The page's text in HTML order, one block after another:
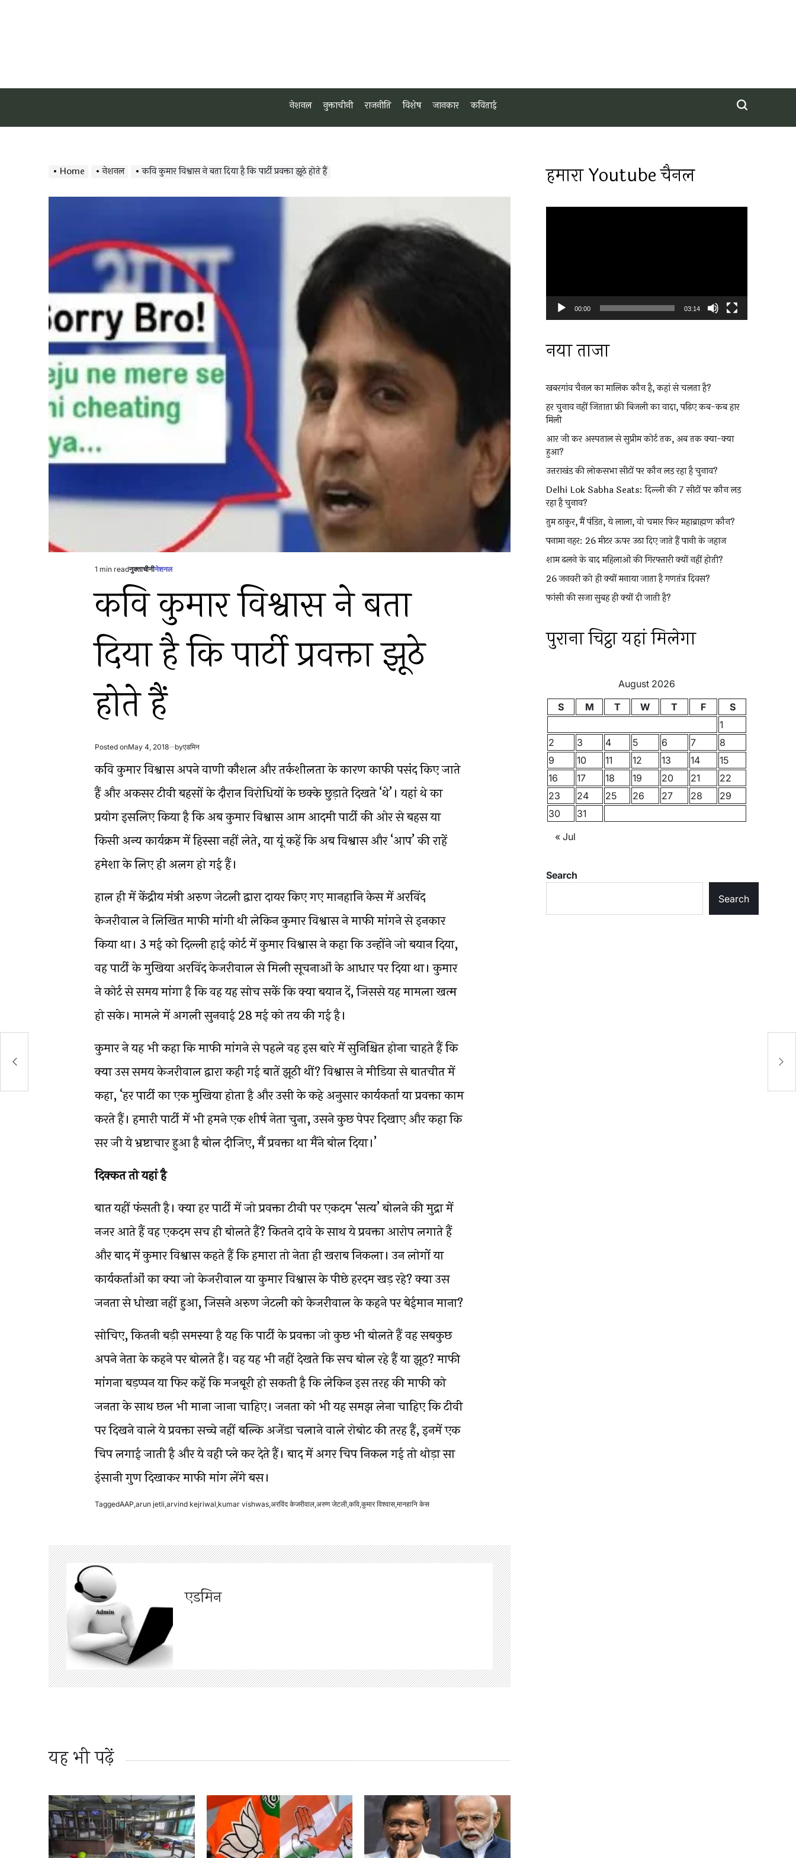
नेशनल नुक्ताचीनी राजनीति विशेष जानकार कविताई
Home नेशनल कवि कुमार विश्वास ने बता दिया है कि पार्टी प्रवक्ता झूठे होते हैं
Estimated
time
1 min readPosted
in
नुक्ताचीनीनेशनल
कवि कुमार विश्वास ने बता
दिया है कि पार्टी प्रवक्ता झूठे
होते हैं
Posted onMay 4, 2018 byएडमिन
कवि कुमार विश्वास अपने वाणी कौशल और तर्कशीलता के कारण काफी पसंद किए जाते
हैं और अकसर टीवी बहसों के दौरान विरोधियों के छक्के छुड़ाते दिखते ‘थे’। यहां थे का
प्रयोग इसलिए किया है कि अब कुमार विश्वास आम आदमी पार्टी की ओर से बहस या
किसी अन्य कार्यक्रम में हिस्सा नहीं लेते, या यूं कहें कि अब विश्वास और ‘आप’ की राहें
हमेशा के लिए ही अलग हो गई हैं।
हाल ही में केंद्रीय मंत्री अरुण जेटली द्वारा दायर किए गए मानहानि केस में अरविंद
केजरीवाल ने लिखित माफी मांगी थी लेकिन कुमार विश्वास ने माफी मांगने से इनकार
किया था। 3 मई को दिल्ली हाई कोर्ट में कुमार विश्वास ने कहा कि उन्होंने जो बयान दिया,
वह पार्टी के मुखिया अरविंद केजरीवाल से मिली सूचनाओं के आधार पर दिया था। कुमार
ने कोर्ट से समय मांगा है कि वह यह सोच सकें कि क्या बयान दें, जिससे यह मामला खत्म
हो सके। मामले में अगली सुनवाई 28 मई को तय की गई है।
कुमार ने यह भी कहा कि माफी मांगने से पहले वह इस बारे में सुनिश्चित होना चाहते हैं कि
क्या उस समय केजरीवाल द्वारा कही गई बातें झूठी थीं? विश्वास ने मीडिया से बातचीत में
कहा, ‘हर पार्टी का एक मुखिया होता है और उसी के कहे अनुसार कार्यकर्ता या प्रवक्ता काम
करते हैं। हमारी पार्टी में भी हमने एक शीर्ष नेता चुना, उसने कुछ पेपर दिखाए और कहा कि
सर जी ये भ्रष्टाचार हुआ है बोल दीजिए, मैं प्रवक्ता था मैंने बोल दिया।’
दिक्कत तो यहां है
बात यहीं फंसती है। क्या हर पार्टी में जो प्रवक्ता टीवी पर एकदम ‘सत्य’ बोलने की मुद्रा में
नजर आते हैं वह एकदम सच ही बोलते हैं? कितने दावे के साथ ये प्रवक्ता आरोप लगाते हैं
और बाद में कुमार विश्वास कहते हैं कि हमारा तो नेता ही खराब निकला। उन लोगों या
कार्यकर्ताओं का क्या जो केजरीवाल या कुमार विश्वास के पीछे हरदम खड़ रहे? क्या उस
जनता से धोखा नहीं हुआ, जिसने अरुण जेटली को केजरीवाल के कहने पर बेईमान माना?
सोचिए, कितनी बड़ी समस्या है यह कि पार्टी के प्रवक्ता जो कुछ भी बोलते हैं वह सबकुछ
अपने नेता के कहने पर बोलते हैं। वह यह भी नहीं देखते कि सच बोल रहे हैं या झूठ? माफी
मांगना बड़प्पन या फिर कहें कि मजबूरी हो सकती है कि लेकिन इस तरह की माफी को
जनता के साथ छल भी माना जाना चाहिए। जनता को भी यह समझ लेना चाहिए कि टीवी
पर दिखने वाले ये प्रवक्ता सच्चे नहीं बल्कि अजेंडा चलाने वाले रोबोट की तरह हैं, इनमें एक
चिप लगाई जाती है और ये वही प्ले कर देते हैं। बाद में अगर चिप निकल गई तो थोड़ा सा
इंसानी गुण दिखाकर माफी मांग लेंगे बस।
TaggedAAP,arun jetli,arvind kejriwal,kumar vishwas,अरविंद केजरीवाल,अरुण जेटली,कवि,कुमार विश्वास,मानहानि केस
एडमिन
यह भी पढ़ें
हमारा Youtube चैनल
00:00 03:14
नया ताजा
खबरगांव चैनल का मालिक कौन है, कहां से चलता है?
हर चुनाव नहीं जिताता फ्री बिजली का वादा, पढ़िए कब-कब हार
मिली
आर जी कर अस्पताल से सुप्रीम कोर्ट तक, अब तक क्या-क्या
हुआ?
उत्तराखंड की लोकसभा सीटों पर कौन लड़ रहा है चुनाव?
Delhi Lok Sabha Seats: दिल्ली की 7 सीटों पर कौन लड़
रहा है चुनाव?
तुम ठाकुर, मैं पंडित, ये लाला, वो चमार फिर महाब्राह्मण कौन?
पनामा नहर: 26 मीटर ऊपर उठा दिए जाते हैं पानी के जहाज
शाम ढलने के बाद महिलाओं की गिरफ्तारी क्यों नहीं होती?
26 जनवरी को ही क्यों मनाया जाता है गणतंत्र दिवस?
फांसी की सजा सुबह ही क्यों दी जाती है?
पुराना चिट्ठा यहां मिलेगा
August 2026
S
M T W T F
S
1
2
3 4 5 6 7
8
9
10 11 12 13 14
15
16
17 18 19 20 21
22
23
24 25 26 27 28
29
30
31
« Jul
Search
Search